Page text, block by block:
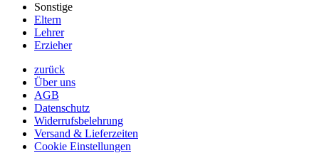
Sonstige
Eltern
Lehrer
Erzieher
zurück
Über uns
AGB
Datenschutz
Widerrufsbelehrung
Versand & Lieferzeiten
Cookie Einstellungen